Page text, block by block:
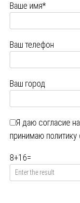
Ваше имя*
Ваш телефон
Ваш город
Я даю согласие
принимаю
8+16=